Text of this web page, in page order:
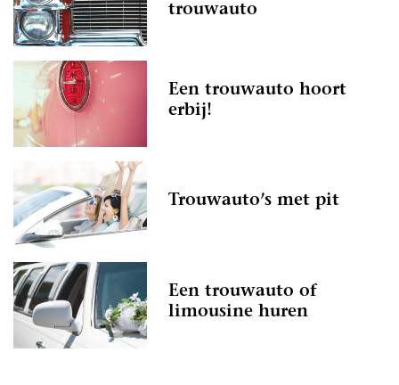
trouwauto
Een trouwauto hoort
erbij!
Trouwauto’s met pit
Een trouwauto of
limousine huren